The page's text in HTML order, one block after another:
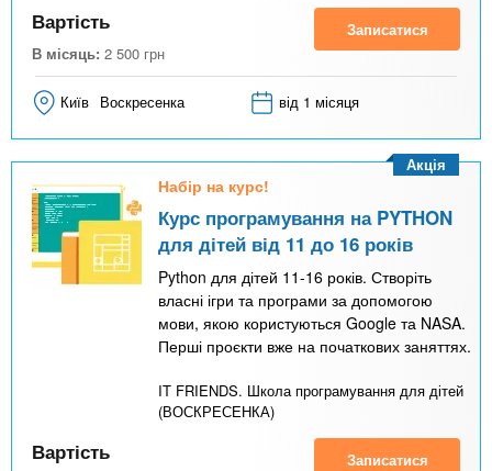
Вартість
В місяць: 2 500 грн
Записатися
Київ Воскресенка від 1 місяця
Набір на курс!
Курс програмування на PYTHON
для дітей від 11 до 16 років
Python для дітей 11-16 років. Створіть
власні ігри та програми за допомогою
мови, якою користуються Google та NASA.
Перші проєкти вже на початкових заняттях.
IT FRIENDS. Школа програмування для дітей
(ВОСКРЕСЕНКА)
Акція
Вартість Записатися